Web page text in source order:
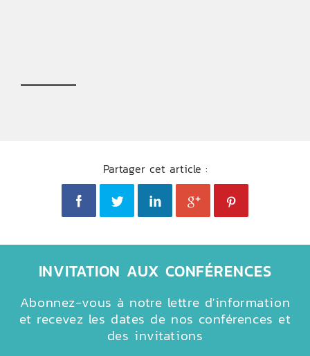
Partager cet article :
INVITATION AUX CONFÉRENCES
Abonnez-vous à notre lettre d'information
et recevez les dates de nos conférences et
des invitations